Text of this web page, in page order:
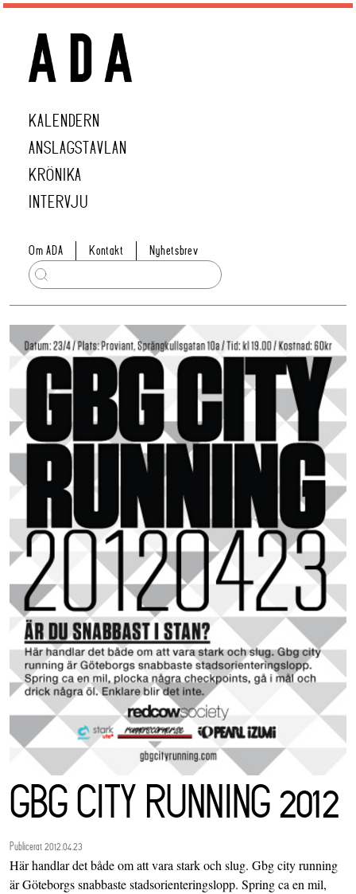
KALENDERN
ANSLAGSTAVLAN
KRÖNIKA
INTERVJU
Om ADA Kontakt Nyhetsbrev
GBG CITY RUNNING 2012
Publicerat 2012.04.23
Här handlar det både om att vara stark och slug. Gbg city running
är Göteborgs snabbaste stadsorienteringslopp. Spring ca en mil,